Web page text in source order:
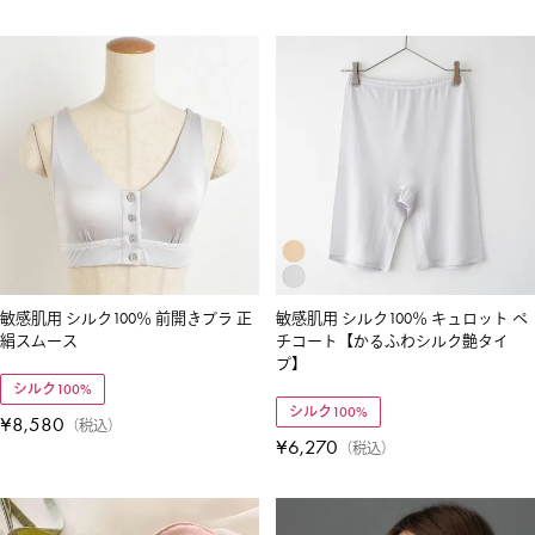
敏感肌用 シルク100％ 前開きブラ 正
絹スムース
シルク100%
¥8,580 税込
敏感肌用 シルク100％ キュロット ペ
チコート【かるふわシルク艶タイ
プ】
シルク100%
¥6,270 税込